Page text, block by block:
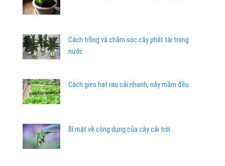
Cách trồng và chăm sóc cây phát tài trong
nước
Cách gieo hạt rau cải nhanh, nảy mầm đều
Bí mật về công dụng của cây cải trời